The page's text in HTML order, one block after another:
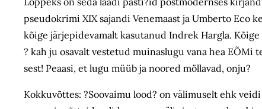
pseudokrimi XIX sajandi Venemaast ja Umberto Eco
kõige järjepidevamalt kasutanud Indrek Hargla.
? kah ju osavalt vestetud muinaslugu vana hea EÕMi
sest! Peaasi, et lugu müüb ja noored möllavad, onju?
Kokkuvõttes: ?Soovaimu lood? on välimuselt ehk